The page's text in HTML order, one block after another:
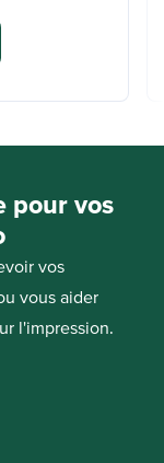
pour vos
vos
vous aider
l'impression.